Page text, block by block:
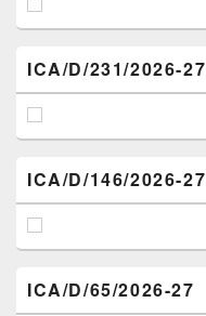
ICA/D/231/2026-27
ICA/D/146/2026-27
ICA/D/65/2026-27